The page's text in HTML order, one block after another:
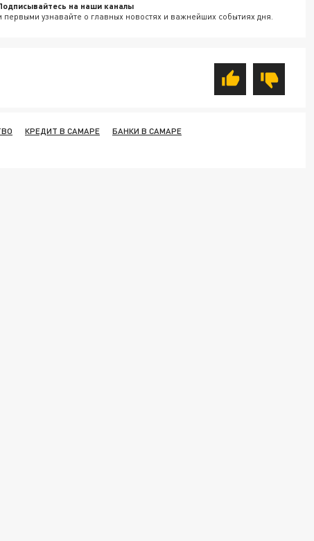
на наши каналы
первыми узнавайте о главных новостях и важнейших событиях дня.
КРЕДИТ В САМАРЕ
БАНКИ В САМАРЕ